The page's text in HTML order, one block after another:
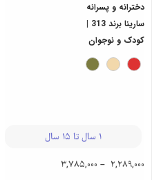
دخترانه و پسرانه
سارینا برند 313 |
کودک و نوجوان
1 سال تا 15 سال
2,289,000
–
3,785,000